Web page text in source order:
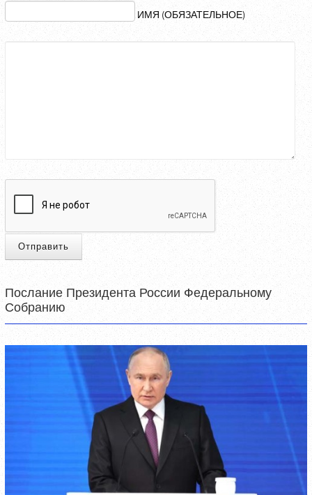
ИМЯ (ОБЯЗАТЕЛЬНОЕ)
Отправить
Послание Президента России Федеральному
Собранию